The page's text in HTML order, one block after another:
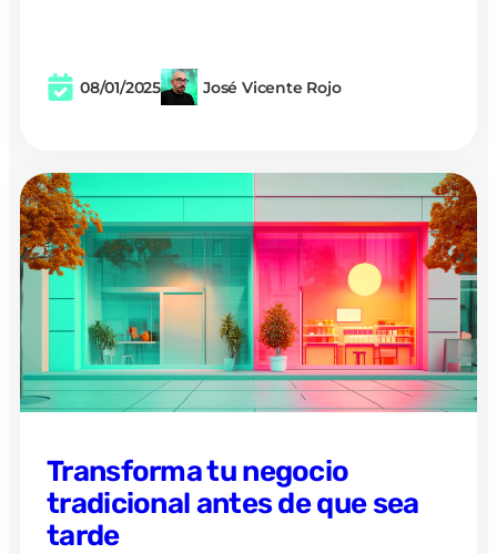
08/01/2025 José Vicente Rojo
Transforma tu negocio
tradicional antes de que sea
tarde